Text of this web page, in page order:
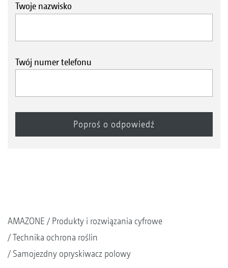
Twoje nazwisko
Twój numer telefonu
AMAZONE
Produkty i rozwiązania cyfrowe
Technika ochrona roślin
Samojezdny opryskiwacz polowy